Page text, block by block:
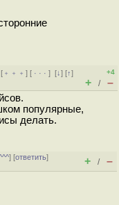
﹢﹢﹢] [ · · ·][↓] [↑]
+4
+ / –
популярные,
делать.
] [ответить]
+ / –